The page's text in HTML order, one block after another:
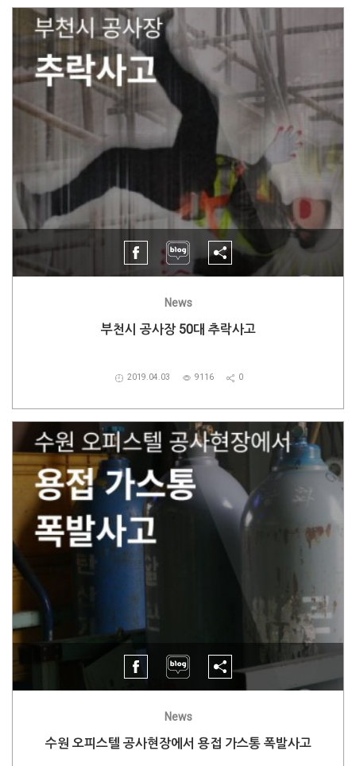
News
부천시 공사장 50대 추락사고
2019.04.03 9116 0
News
수원 오피스텔 공사현장에서 용접 가스통 폭발사고